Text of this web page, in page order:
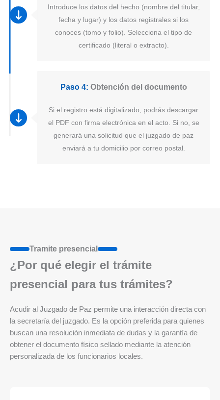
Introduce los datos del hecho (nombre del titular,
fecha y lugar) y los datos registrales si los
conoces (tomo y folio). Selecciona el tipo de
certificado (literal o extracto).
Paso 4: Obtención del documento
Si el registro está digitalizado, podrás descargar
el PDF con firma electrónica en el acto. Si no, se
generará una solicitud que el juzgado de paz
enviará a tu domicilio por correo postal.
Tramite presencial
¿Por qué elegir el trámite
presencial para tus trámites?
Acudir al Juzgado de Paz permite una interacción directa con
la secretaría del juzgado. Es la opción preferida para quienes
buscan una resolución inmediata de dudas y la garantía de
obtener el documento físico sellado mediante la atención
personalizada de los funcionarios locales.